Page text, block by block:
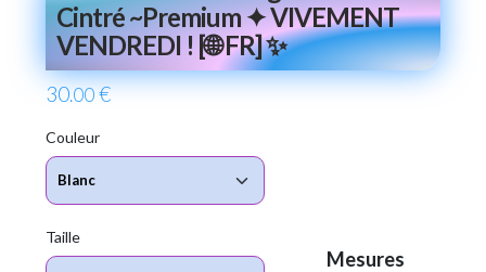
Cintré ~Premium ✦ VIVEMENT
VENDREDI ! [🌐 FR] ✨
30.00 €
Couleur
Taille
Mesures